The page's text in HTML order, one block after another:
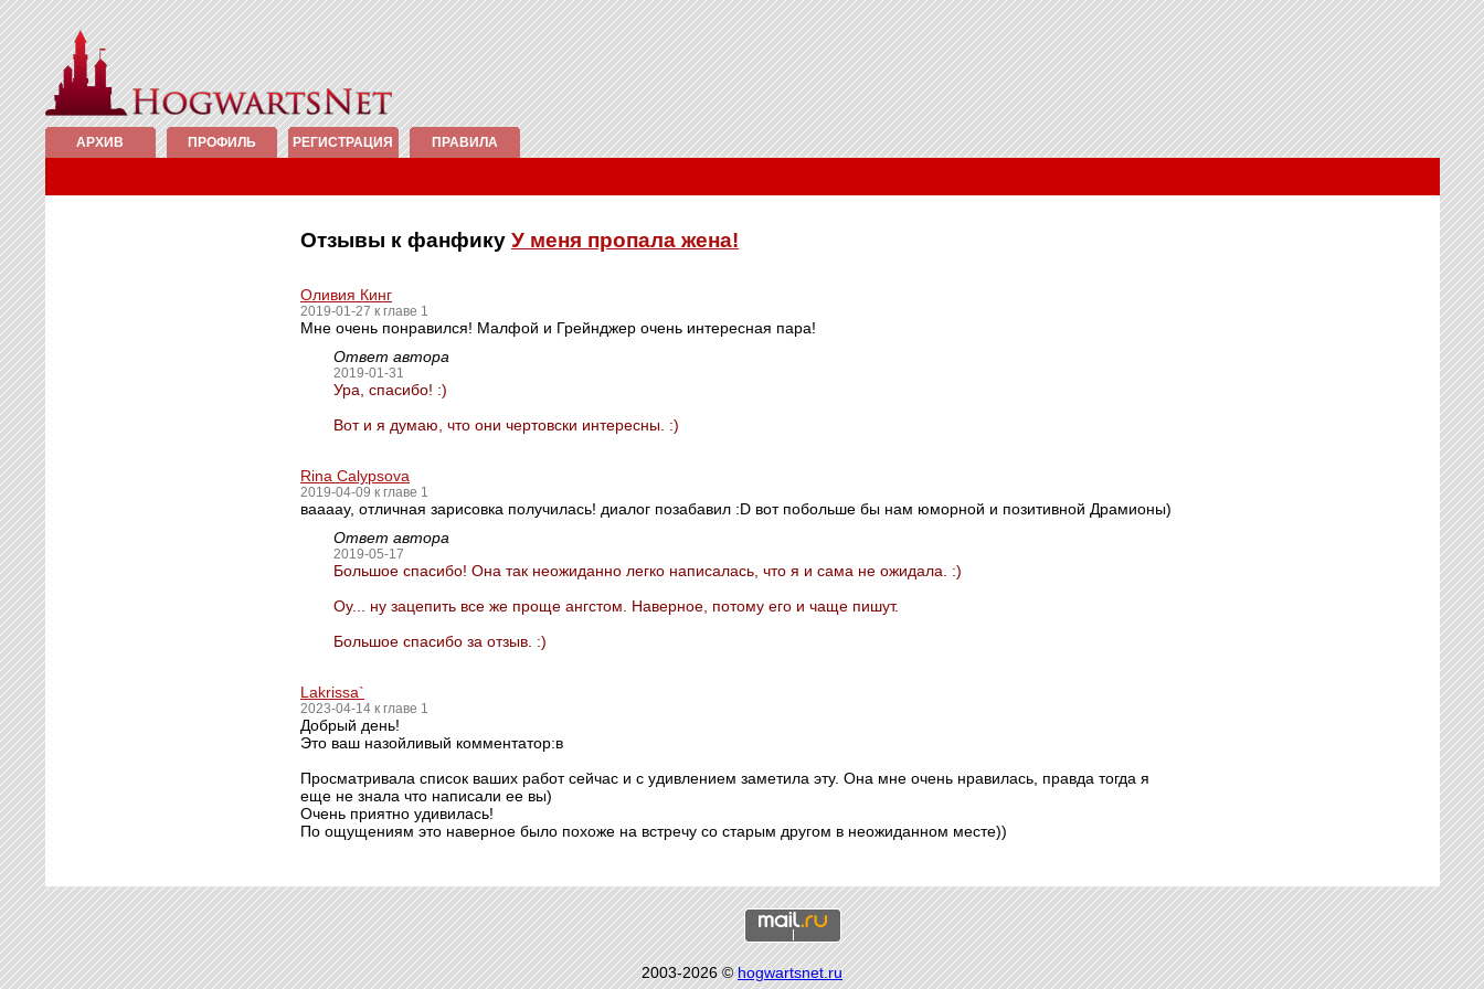
АРХИВ ПРОФИЛЬ РЕГИСТРАЦИЯ ПРАВИЛА
Отзывы к фанфику У меня пропала жена!
Оливия Кинг
2019-01-27 к главе 1
Мне очень понравился! Малфой и Грейнджер очень интересная пара!
Ответ автора
2019-01-31
Ура, спасибо! :)
Вот и я думаю, что они чертовски интересны. :)
Rina Calypsova
2019-04-09 к главе 1
ваааау, отличная зарисовка получилась! диалог позабавил :D вот побольше бы нам юморной и позитивной Драмионы)
Ответ автора
2019-05-17
Большое спасибо! Она так неожиданно легко написалась, что я и сама не ожидала. :)
Оу... ну зацепить все же проще ангстом. Наверное, потому его и чаще пишут.
Большое спасибо за отзыв. :)
Lakrissa`
2023-04-14 к главе 1
Добрый день!
Это ваш назойливый комментатор:в
Просматривала список ваших работ сейчас и с удивлением заметила эту. Она мне очень нравилась, правда тогда я
еще не знала что написали ее вы)
Очень приятно удивилась!
По ощущениям это наверное было похоже на встречу со старым другом в неожиданном месте))
2003-2026 ©hogwartsnet.ru